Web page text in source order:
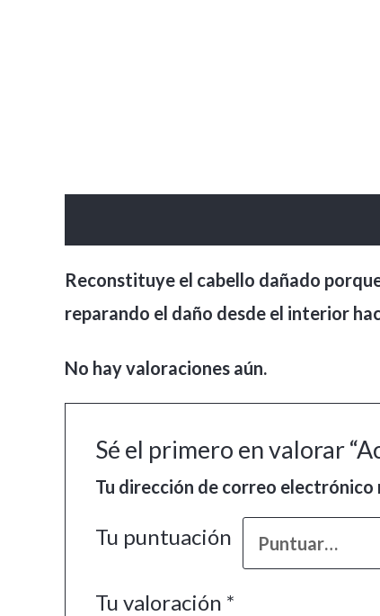
Reconstituye el cabello dañado
reparando el daño desde el interior
No hay valoraciones aún.
Sé el primero en valorar
Tu dirección de correo electrónico
Tu puntuación
Tu valoración *